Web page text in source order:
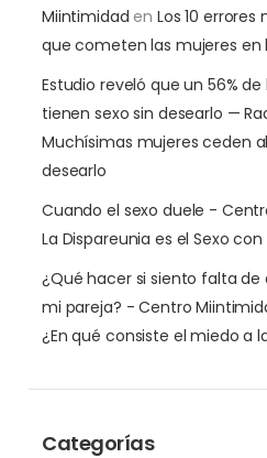
Miintimidad en Los 10
que cometen las mujeres en
Estudio reveló que un 56%
tienen sexo sin desearlo —
Muchísimas mujeres ceden
desearlo
Cuando el sexo duele -
La Dispareunia es el Sexo
¿Qué hacer si siento falta de
mi pareja? - Centro
¿En qué consiste el miedo a
Categorías